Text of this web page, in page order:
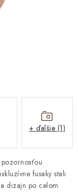
formulár
objednávka
fusaky stali
dizajn po celom
+ ďalšie (1)